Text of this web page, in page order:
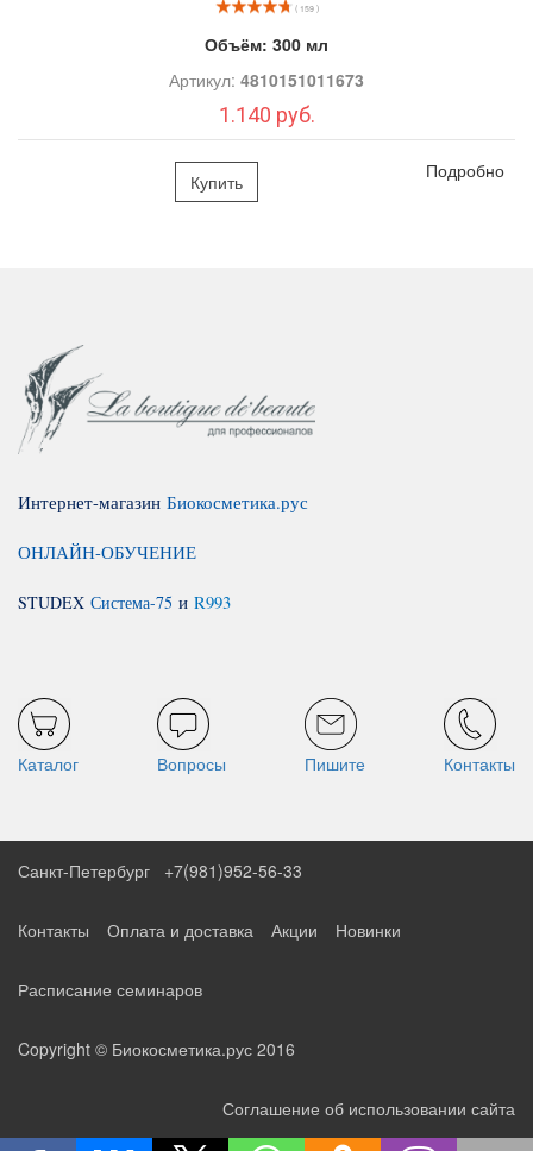
( 159 )
Объём: 300 мл
Артикул: 4810151011673
1.140 руб.
Купить Подробно
Интернет-магазин Биокосметика.рус
ОНЛАЙН-ОБУЧЕНИЕ
STUDEX Система-75 и R993
Каталог Вопросы Пишите Контакты
Санкт-Петербург +7(981)952-56-33
Контакты Оплата и доставка Акции Новинки
Расписание семинаров
Copyright © Биокосметика.рус 2016
Соглашение об использовании сайта